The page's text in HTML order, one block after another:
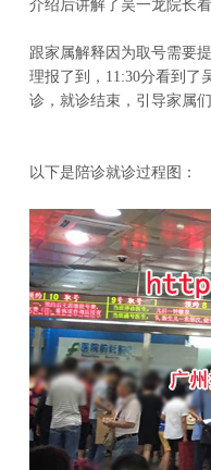
介绍后讲解了吴一龙院长
跟家属解释因为取号需要
理报了到，11:30分看到了
诊，就诊结束，引导家属
以下是陪诊就诊过程图：